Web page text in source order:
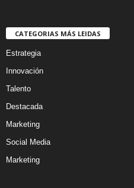
CATEGORIAS MÁS LEIDAS
Estrategia
Innovación
Talento
Destacada
Marketing
Social Media
Marketing